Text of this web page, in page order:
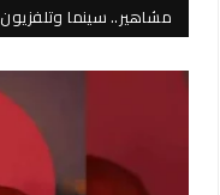
مشاهير.. سينما وتلفزيون